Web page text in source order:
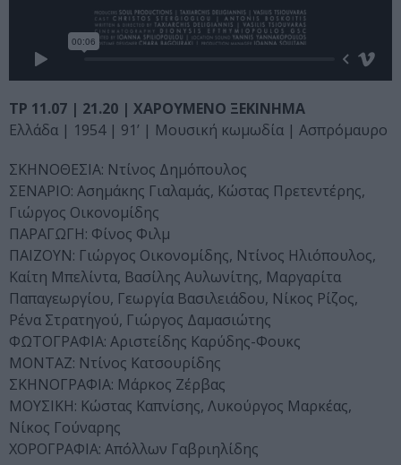
ΤΡ 11.07 | 21.20 | ΧΑΡΟΥΜΕΝΟ ΞΕΚΙΝΗΜΑ
Ελλάδα | 1954 | 91’ | Μουσική κωμωδία | Ασπρόμαυρο
ΣΚΗΝΟΘΕΣΙΑ: Ντίνος Δημόπουλος
ΣΕΝΑΡΙΟ: Ασημάκης Γιαλαμάς, Κώστας Πρετεντέρης,
Γιώργος Οικονομίδης
ΠΑΡΑΓΩΓΗ: Φίνος Φιλμ
ΠΑΙΖΟΥΝ: Γιώργος Οικονομίδης, Ντίνος Ηλιόπουλος,
Καίτη Μπελίντα, Βασίλης Αυλωνίτης, Μαργαρίτα
Παπαγεωργίου, Γεωργία Βασιλειάδου, Νίκος Ρίζος,
Ρένα Στρατηγού, Γιώργος Δαμασιώτης
ΦΩΤΟΓΡΑΦΙΑ: Αριστείδης Καρύδης-Φουκς
ΜΟΝΤΑΖ: Ντίνος Κατσουρίδης
ΣΚΗΝΟΓΡΑΦΙΑ: Μάρκος Ζέρβας
ΜΟΥΣΙΚΗ: Κώστας Καπνίσης, Λυκούργος Μαρκέας,
Νίκος Γούναρης
ΧΟΡΟΓΡΑΦΙΑ: Απόλλων Γαβριηλίδης